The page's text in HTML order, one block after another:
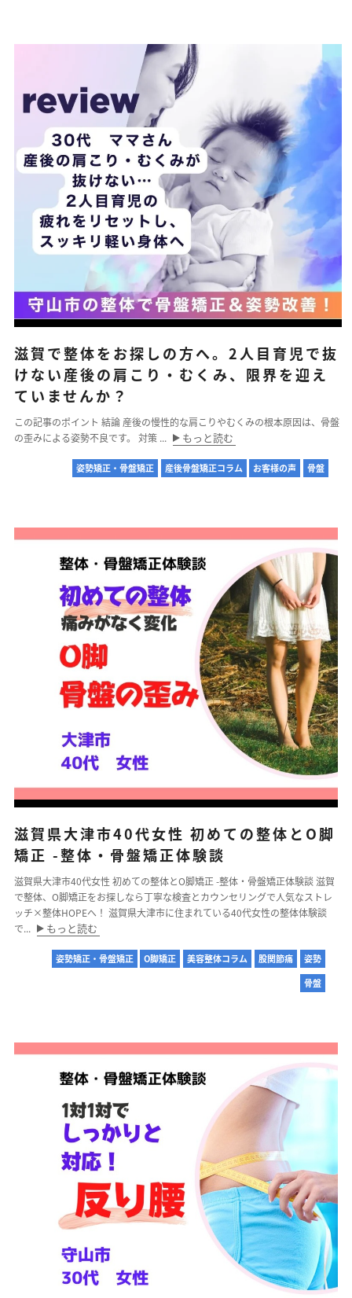
滋賀で整体をお探しの方へ。2人目育児で抜
けない産後の肩こり・むくみ、限界を迎え
ていませんか？
この記事のポイント 結論 産後の慢性的な肩こりやむくみの根本原因は、骨盤
の歪みによる姿勢不良です。 対策 ...
もっと読む
姿勢矯正・骨盤矯正 産後骨盤矯正コラム お客様の声 骨盤
滋賀県大津市40代女性 初めての整体とO脚
矯正 -整体・骨盤矯正体験談
滋賀県大津市40代女性 初めての整体とO脚矯正 -整体・骨盤矯正体験談 滋賀
で整体、O脚矯正をお探しなら丁寧な検査とカウンセリングで人気なストレ
ッチ×整体HOPEへ！ 滋賀県大津市に住まれている40代女性の整体体験談
で...
もっと読む
姿勢矯正・骨盤矯正 O脚矯正 美容整体コラム 股関節痛
姿勢
骨盤